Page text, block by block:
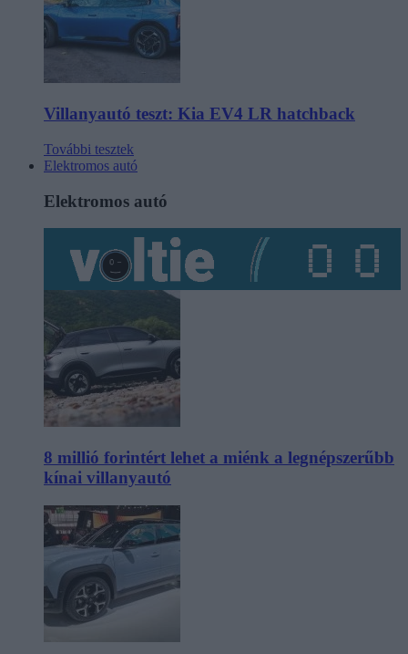
Villanyautó teszt: Kia EV4 LR hatchback
További tesztek
Elektromos autó
Elektromos autó
8 millió forintért lehet a miénk a legnépszerűbb
kínai villanyautó